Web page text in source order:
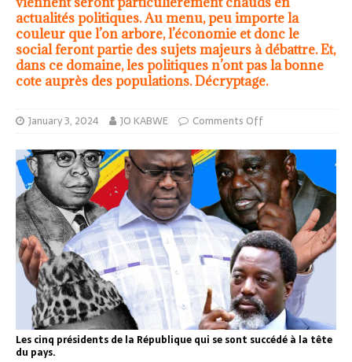
actualités politiques. Au menu, peu importe la
couleur que l’on arbore, l’économie et donc le
social feront partie des sujets majeurs à débattre. Et,
dans ce domaine, les politiques n’ont pas la bonne
cote auprès des populations. Décryptage.
January 3, 2024 JO KABWE Comments Off
Les cinq présidents de la République qui se sont succédé à la tête
du pays.